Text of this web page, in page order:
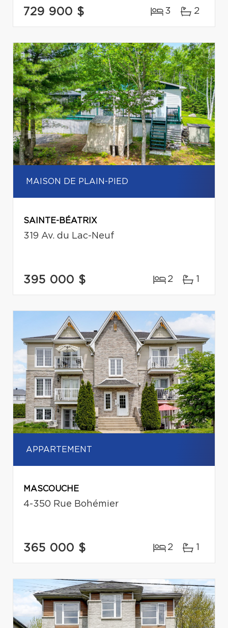
729 900 $ 3 2
MAISON DE PLAIN-PIED
SAINTE-BÉATRIX
319 Av. du Lac-Neuf
395 000 $ 2 1
APPARTEMENT
MASCOUCHE
4-350 Rue Bohémier
365 000 $ 2 1